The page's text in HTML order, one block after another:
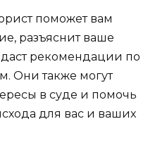
поможет вам
разъяснит ваше
рекомендации по
Они также могут
в суде и помочь
для вас и ваших